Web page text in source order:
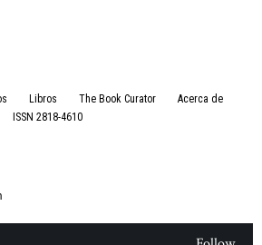
Libros The Book Curator
Acerca de
ISSN 2818-4610